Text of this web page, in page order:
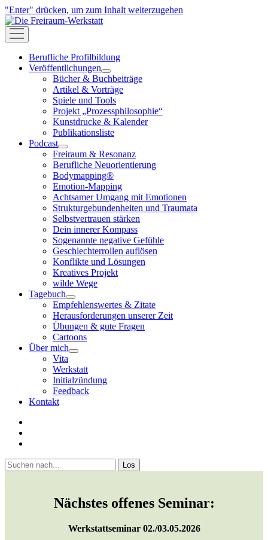
"Enter" drücken, um zum Inhalt weiterzugehen
Die
Freiraum-
Werkstatt
open
menu
Berufliche Profilbildung
Veröffentlichungen
open
menu
Bücher & Buchbeiträge
Artikel & Vorträge
Spiele und Tools
Projekt „Prozessphilosophie“
Kunstdrucke & Kalender
Publikationsliste
Podcast
open
menu
Freiraum & Resonanz
Berufliche Neuorientierung
Bodymapping®
Emotion-Mapping
Achtsamer Umgang mit Emotionen
Strukturgebundenheiten und Traumata
Selbstvertrauen stärken
Dein innerer Kompass
Sogenannte negative Gefühle
Geschlechterrollen auflösen
Konflikte und Lösungen
Kreatives Projekt
wilde Wege
Tagebuch
open
menu
Empfehlenswertes & Zitate
Herausforderungen unserer Zeit
Übungen & gute Fragen
Cartoons
Über mich
open
Vita
Werkstatt
Initialzündung
Feedback
Kontakt
Sidebar
Suchen
Nächstes offenes Seminar:
Werkstattseminar 02./03.05.2026